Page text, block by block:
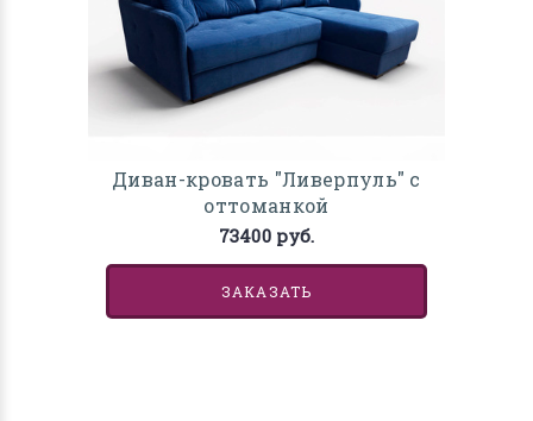
Диван-кровать "Ливерпуль" с
оттоманкой
73400 руб.
ЗАКАЗАТЬ